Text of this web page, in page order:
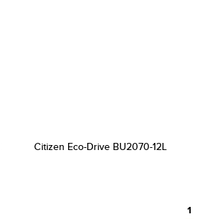
Citizen Eco-Drive BU2070-12L
1